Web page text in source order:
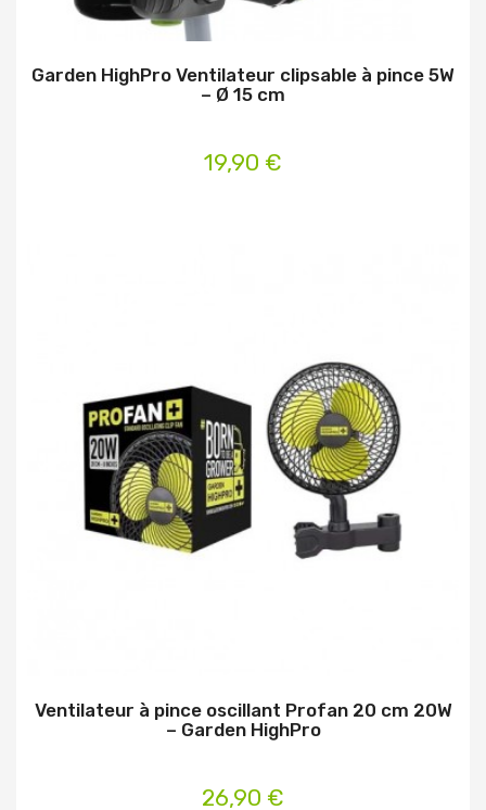
Garden HighPro Ventilateur clipsable à pince 5W
– Ø 15 cm
19,90 €
Ventilateur à pince oscillant Profan 20 cm 20W
– Garden HighPro
26,90 €